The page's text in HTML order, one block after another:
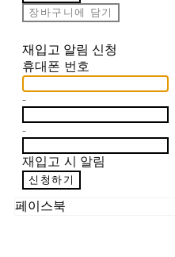
장바구니에 담기
재입고 알림 신청
휴대폰 번호
-
-
재입고 시 알림
신청하기
페이스북